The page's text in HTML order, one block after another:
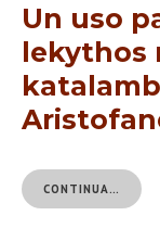
Un uso
lekythos
CONTINUA…